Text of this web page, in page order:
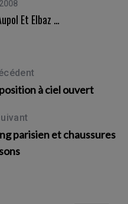
Et Elbaz …
à ciel ouvert
parisien et chaussures